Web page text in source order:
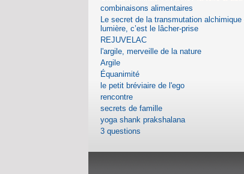
combinaisons alimentaires
Le secret de la transmutation alchimique
lumière, c’est le lâcher-prise
REJUVELAC
l'argile, merveille de la nature
Argile
Équanimité
le petit bréviaire de l'ego
rencontre
secrets de famille
yoga shank prakshalana
3 questions